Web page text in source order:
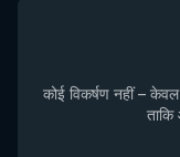
कोई विकर्षण नहीं –